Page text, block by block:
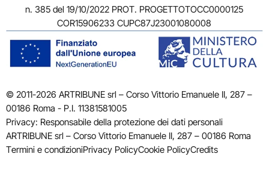
n. 385 del 19/10/2022 PROT. PROGETTOTOCC0000125
COR15906233 CUPC87J23001080008
© 2011-2026 ARTRIBUNE srl – Corso Vittorio Emanuele II, 287 –
00186 Roma - P.I. 11381581005
Privacy: Responsabile della protezione dei dati personali
ARTRIBUNE srl – Corso Vittorio Emanuele II, 287 – 00186 Roma
Termini e condizioniPrivacy PolicyCookie PolicyCredits